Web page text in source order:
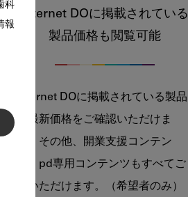
科
報
Internet DOに掲載されている
製品価格も閲覧可能
Internet DOに掲載されている製品
の最新価格をご確認いただけま
す。その他、開業支援コンテン
ツ、pd専用コンテンツもすべてご
覧いただけます。（希望者のみ）